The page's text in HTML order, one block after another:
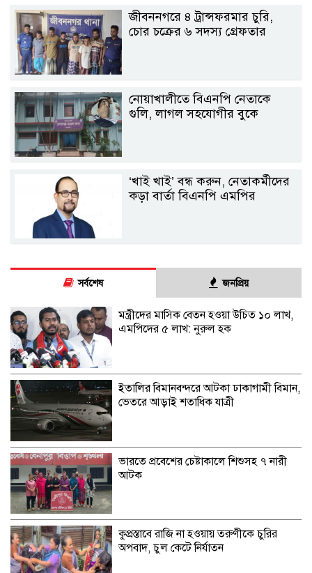
জীবননগরে ৪ ট্রান্সফরমার চুরি,
চোর চক্রের ৬ সদস্য গ্রেফতার
নোয়াখালীতে বিএনপি নেতাকে
গুলি, লাগল সহযোগীর বুকে
‘খাই খাই’ বন্ধ করুন, নেতাকর্মীদের
কড়া বার্তা বিএনপি এমপির
সর্বশেষ জনপ্রিয়
মন্ত্রীদের মাসিক বেতন হওয়া উচিত ১০ লাখ,
এমপিদের ৫ লাখ: নুরুল হক
ইতালির বিমানবন্দরে আটকা ঢাকাগামী বিমান,
ভেতরে আড়াই শতাধিক যাত্রী
ভারতে প্রবেশের চেষ্টাকালে শিশুসহ ৭ নারী
আটক
কুপ্রস্তাবে রাজি না হওয়ায় তরুণীকে চুরির
অপবাদ, চুল কেটে নির্যাতন